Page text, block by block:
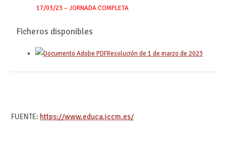
17/03/23 – JORNADA COMPLETA
Ficheros disponibles
Resolución de 1 de marzo de 2023
FUENTE: https://www.educa.jccm.es/